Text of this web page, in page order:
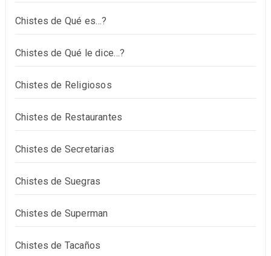
Chistes de Qué es…?
Chistes de Qué le dice…?
Chistes de Religiosos
Chistes de Restaurantes
Chistes de Secretarias
Chistes de Suegras
Chistes de Superman
Chistes de Tacaños